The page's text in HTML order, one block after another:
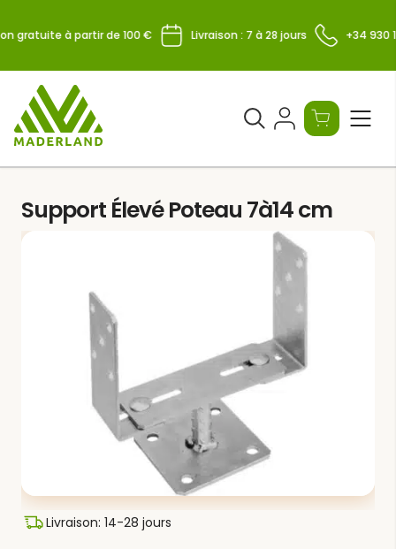
togratuite à partir de 100 € Livraison : 7 à 28 jours +34 930
Ouvrir
formulaire
recherche
Support Élevé Poteau 7à14 cm
Livraison: 14-28 jours